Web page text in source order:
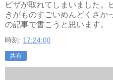
ビザが取れてしまいました。
きがものすごいめんどくさか
の記事で書こうと思います。
時刻: 17:24:00
共有